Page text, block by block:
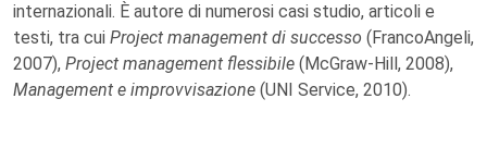
internazionali. È autore di numerosi casi studio, articoli e
testi, tra cui Project management di successo (FrancoAngeli,
2007), Project management flessibile (McGraw-Hill, 2008),
Management e improvvisazione (UNI Service, 2010).